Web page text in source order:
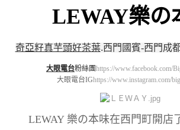
LEWAY樂の
奇亞籽真芋頭好茶葉.西門國賓-西門成
大眼電台粉絲團https://www.facebook.com/
大眼電台IGhttps://www.instagram.com/
LEWAY 樂の本味在西門町開店